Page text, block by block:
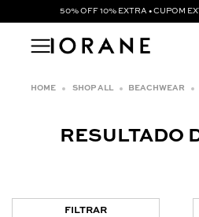
50% OFF 10% EXTRA • CUPOM
SHOP ALL BEACHWEAR
RESULTADO
FILTRAR